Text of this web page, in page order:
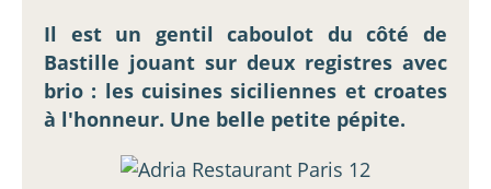
Il est un gentil caboulot du côté de
Bastille jouant sur deux registres avec
brio : les cuisines siciliennes et croates
à l'honneur. Une belle petite pépite.